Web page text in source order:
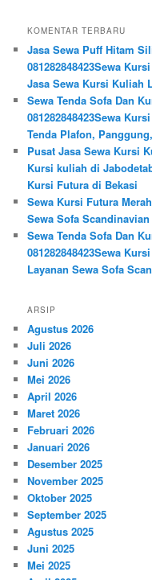
KOMENTAR TERBARU
Jasa Sewa Puff Hitam
081282848423Sewa
Jasa Sewa Kursi Kuliah
Sewa Tenda Sofa Dan
081282848423Sewa
Tenda Plafon,
Pusat Jasa Sewa Kursi
Kursi kuliah di
Kursi Futura di Bekasi
Sewa Kursi Futura
Sewa Sofa
Sewa Tenda Sofa Dan
081282848423Sewa
Layanan Sewa Sofa
ARSIP
Agustus 2026
Juli 2026
Juni 2026
Mei 2026
April 2026
Maret 2026
Februari 2026
Januari 2026
Desember 2025
November 2025
Oktober 2025
September 2025
Agustus 2025
Juni 2025
Mei 2025